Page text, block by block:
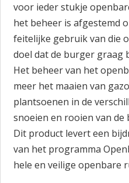
voor ieder stukje
het beheer is afgestemd
feitelijke gebruik van die
doel dat de burger graag
Het beheer van het
meer het maaien van
plantsoenen in de
snoeien en rooien van de
Dit product levert een
van het programma
hele en veilige openbare